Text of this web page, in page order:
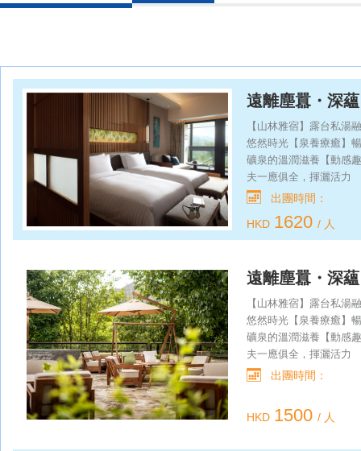
遠離塵囂・深
一夜自由行
【山林雅宿】露台私湯
悠然時光【泉養療癒】
礦泉的溫潤滋養【動感
夫一應俱全，揮灑活力
出團時間：
HKD 1620/ 人
遠離塵囂・深
兩天一夜自由行
【山林雅宿】露台私湯
悠然時光【泉養療癒】
礦泉的溫潤滋養【動感
夫一應俱全，揮灑活力
出團時間：
HKD 1500/ 人